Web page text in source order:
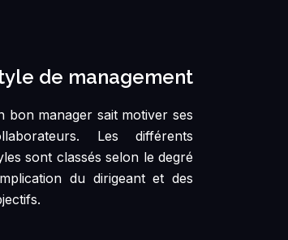
de management
bon manager sait motiver ses
Les différents
sont classés selon le degré
du dirigeant et des